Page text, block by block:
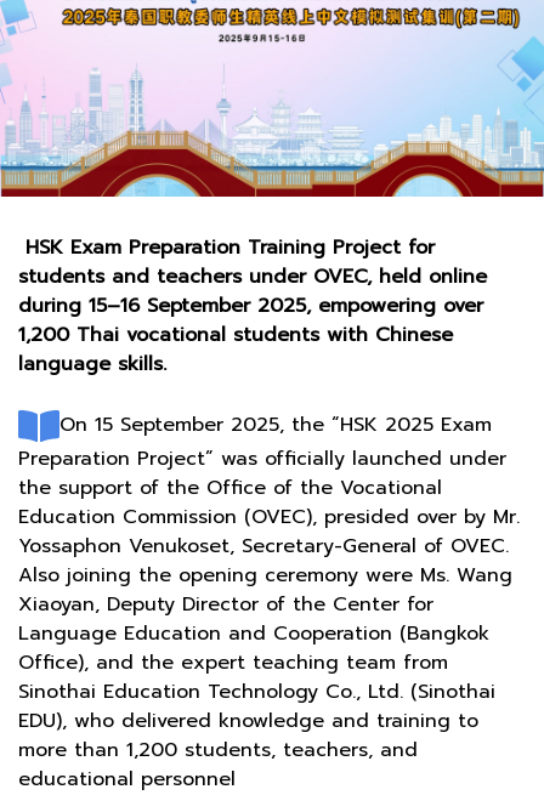
HSK Exam Preparation Training Project for
students and teachers under OVEC, held online
during 15–16 September 2025, empowering over
1,200 Thai vocational students with Chinese
language skills.
On 15 September 2025, the “HSK 2025 Exam
Preparation Project” was officially launched under
the support of the Office of the Vocational
Education Commission (OVEC), presided over by Mr.
Yossaphon Venukoset, Secretary-General of OVEC.
Also joining the opening ceremony were Ms. Wang
Xiaoyan, Deputy Director of the Center for
Language Education and Cooperation (Bangkok
Office), and the expert teaching team from
Sinothai Education Technology Co., Ltd. (Sinothai
EDU), who delivered knowledge and training to
more than 1,200 students, teachers, and
educational personnel